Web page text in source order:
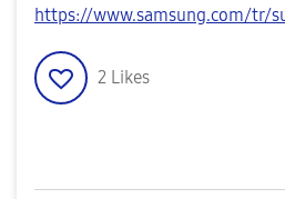
https://www.samsung.com/tr/
2 Likes